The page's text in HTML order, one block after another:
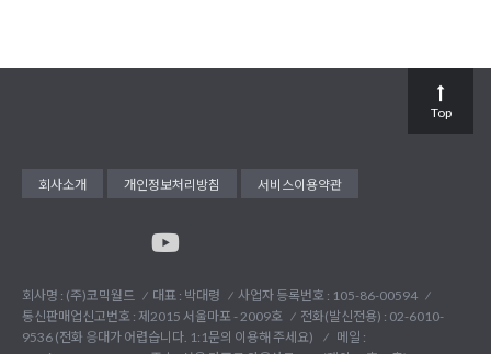
회사소개 개인정보처리방침 서비스이용약관
회사명 : (주)코믹월드 대표 : 박대령
사업자 등록번호 : 105-86-00594
통신판매업신고번호 : 제2015 서울마포 - 2009호
전화(발신전용) : 02-6010-
9536 (전화 응대가 어렵습니다. 1:1문의 이용해 주세요)
메일 :
Top